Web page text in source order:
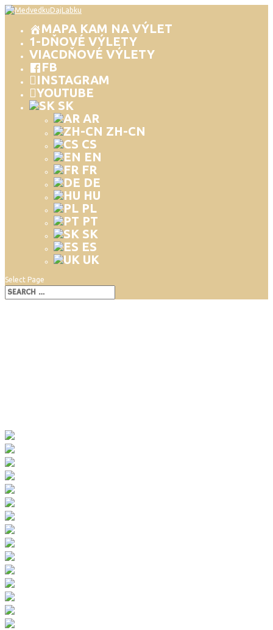
MAPA KAM NA VÝLET
1-DŇOVÉ VÝLETY
VIACDŇOVÉ VÝLETY
FB
INSTAGRAM
YOUTUBE
SK
AR
ZH-CN
CS
EN
FR
DE
HU
PL
PT
SK
ES
UK
Select Page